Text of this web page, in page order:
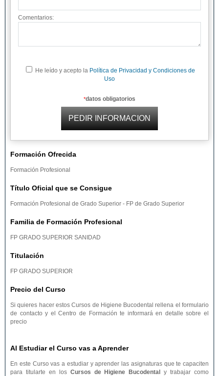
Comentarios:
He leído y acepto la Política de Privacidad y Condiciones de
Uso
*datos obligatorios
Formación Ofrecida
Formación Profesional
Título Oficial que se Consigue
Formación Profesional de Grado Superior - FP de Grado Superior
Familia de Formación Profesional
FP GRADO SUPERIOR SANIDAD
Titulación
FP GRADO SUPERIOR
Precio del Curso
Si quieres hacer estos Cursos de Higiene Bucodental rellena el formulario
de contacto y el Centro de Formación te informará en detalle sobre el
precio
Al Estudiar el Curso vas a Aprender
En este Curso vas a estudiar y aprender las asignaturas que te capaciten
para titularte en los Cursos de Higiene Bucodental
y trabajar como